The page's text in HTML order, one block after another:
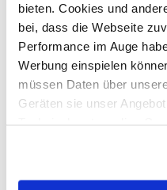
bieten. Cookies und
bei, dass die Webseite
Performance im Auge
Werbung einspielen
müssen Daten über
Geräten sie unser
werden, werden bei der
Fall gesetzt. Cookies von
sportliche Cap von PUMA
verstärktes Schild mit
Logo-Stickerei auf der
Klettverschluss auf der
umstickte Löcher zur
die perfekte Cap für